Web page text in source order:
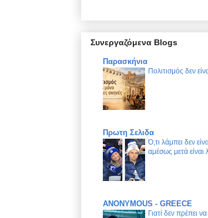
Συνεργαζόμενα Blogs
Παρασκήνια
Πολιτισμός δεν
Πρωτη Σελιδα
Ό,τι λάμπει δεν
αμέσως μετά είναι
ANONYMOUS - GREECE
Γιατί δεν πρέπει